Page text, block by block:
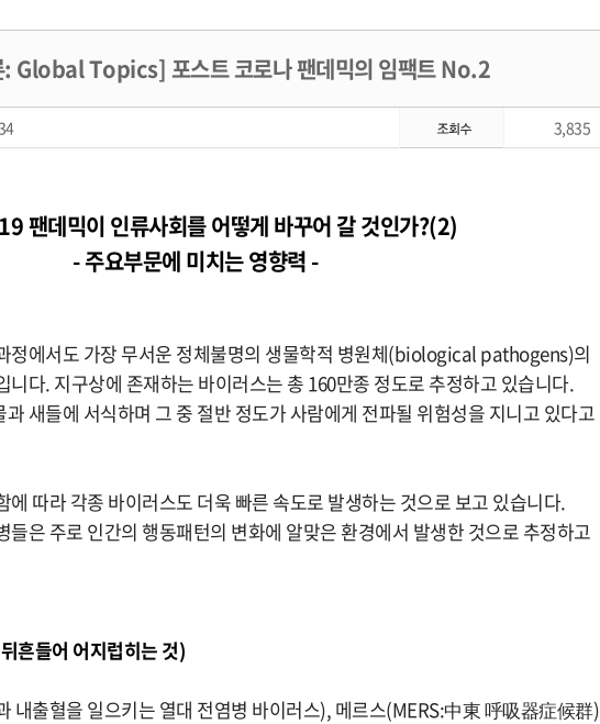
: Global Topics] 포스트 코로나 팬데믹의 임팩트 No.2
3,835
팬데믹이 인류사회를 어떻게 바꾸어 갈 것인가?(2)
- 주요부문에 미치는 영향력 -
정에서도 가장 무서운 정체불명의 생물학적 병원체(biological pathogens)의
니다. 지구상에 존재하는 바이러스는 총 160만종 정도로 추정하고 있습니다.
새들에 서식하며 그 중 절반 정도가 사람에게 전파될 위험성을 지니고 있다고
에 따라 각종 바이러스도 더욱 빠른 속도로 발생하는 것으로 보고 있습니다.
들은 주로 인간의 행동패턴의 변화에 알맞은 환경에서 발생한 것으로 추정하고
흔들어 어지럽히는 것)
내출혈을 일으키는 열대 전염병 바이러스), 메르스(MERS:中東 呼吸器症候群)